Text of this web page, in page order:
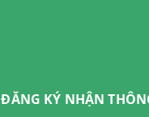
ĐĂNG KÝ NHẬN